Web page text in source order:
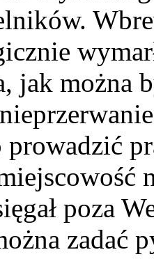
jak można
prowadzić
poza
zadać